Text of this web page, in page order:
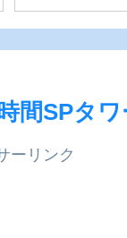
間SPタ
ーリンク